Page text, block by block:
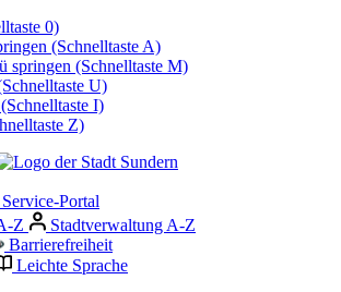
0)
(Schnelltaste A)
springen (Schnelltaste M)
U)
I)
Z)
Service-Portal
Z
Stadtverwaltung A-Z
Barrierefreiheit
Leichte Sprache